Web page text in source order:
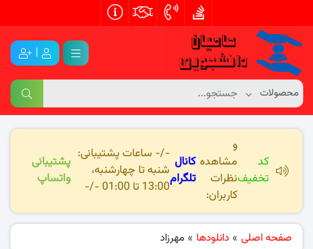
|
کد
تخفیف
و
مشاهده
نظرات
کاربران:
کانال
تلگرام
-/- ساعات پشتیبانی:
شنبه تا چهارشنبه،
13:00 تا 01:00 -/-
پشتیبانی
واتساپ
صفحه اصلی » دانلودها » مهرزاد